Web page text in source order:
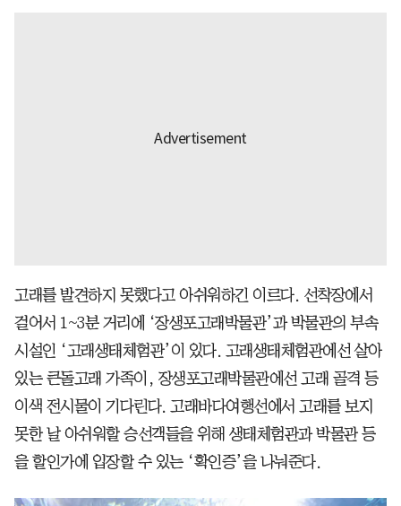
고래를 발견하지 못했다고 아쉬워하긴 이르다. 선착장에서
걸어서 1~3분 거리에 ‘장생포고래박물관’과 박물관의 부속
시설인 ‘고래생태체험관’이 있다. 고래생태체험관에선 살아
있는 큰돌고래 가족이, 장생포고래박물관에선 고래 골격 등
이색 전시물이 기다린다. 고래바다여행선에서 고래를 보지
못한 날 아쉬워할 승선객들을 위해 생태체험관과 박물관 등
을 할인가에 입장할 수 있는 ‘확인증’을 나눠준다.